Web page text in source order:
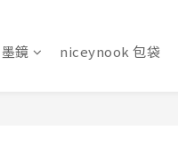
墨鏡 niceynook 包袋